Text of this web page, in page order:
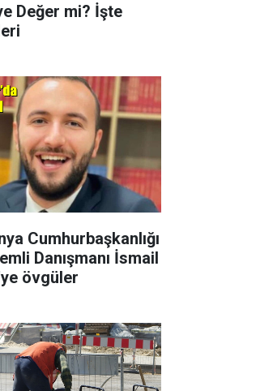
Değer mi? İşte
Cumhurbaşkanlığı
Danışmanı İsmail
övgüler